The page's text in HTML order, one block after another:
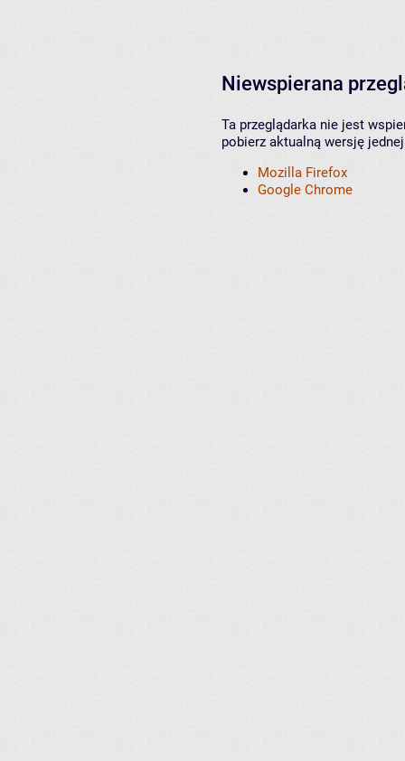
Niewspierana
Ta przeglądarka nie jest
pobierz aktualną wersję
Mozilla Firefox
Google Chrome